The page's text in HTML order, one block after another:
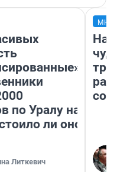
по Уралу на
ли оно
Литкевич